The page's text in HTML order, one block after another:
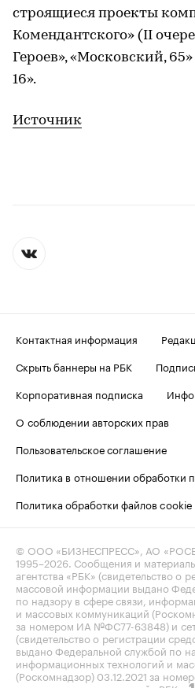
строящиеся проекты
Комендантского» (II
Героев», «Московский,
16».
Источник
Контактная информация
Скрыть баннеры на РБК
Корпоративная подписка
О соблюдении авторских прав
Пользовательское соглашение
Политика в отношении обработки
Политика обработки файлов cookie
© ООО «БИЗНЕСПРЕСС», АО
1995–2026 . Сообщения и
агентства «РБК» (свидетельство о
массовой информации выдано
по надзору в сфере связи,
и массовых коммуникаций
за номером ИА №ФС77-63848) и
(свидетельство о регистрации
выдано Федеральной службой по
информационных технологий и
(Роскомнадзор) 03.12.2021 за